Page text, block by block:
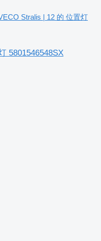
Stralis | 12 的 位置灯
5801546548SX